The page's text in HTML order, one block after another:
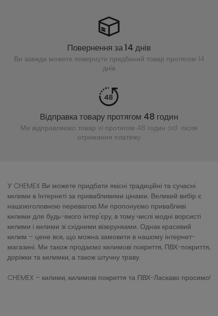
Повернення за 14 днів
Ви завжди можете повернути придбаний товар протягом 14
днів
Відправка товару протягом 48 годин
Ми відправляємо товар w протягом 48 годин od після
отримання платежу
У CHEMEX Ви можете придбати якісні традиційні та сучасні
килими в Інтернеті за привабливими цінами. Великий вибір є
нашоюголовною перевагою.Ми пропонуємо привабливі
килими для будь-якого інтер'єру, в тому числі модні ворсисті
килими і килими зі східними візерунками. Однак красивий
килим – цене все, що можна замовити в нашому інтернет-
магазині. Ми також продаємо килимові покриття, ПВХ-покриття,
доріжки та килимки, а також штучну траву.
CHEMEX – килими, килимові покриття та ПВХ-Ласкаво просимо!